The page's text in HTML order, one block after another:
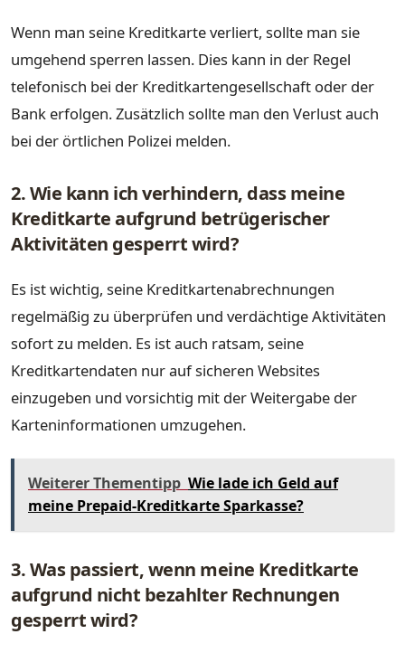
Wenn man seine Kreditkarte verliert, sollte man sie
umgehend sperren lassen. Dies kann in der Regel
telefonisch bei der Kreditkartengesellschaft oder der
Bank erfolgen. Zusätzlich sollte man den Verlust auch
bei der örtlichen Polizei melden.
2. Wie kann ich verhindern, dass meine
Kreditkarte aufgrund betrügerischer
Aktivitäten gesperrt wird?
Es ist wichtig, seine Kreditkartenabrechnungen
regelmäßig zu überprüfen und verdächtige Aktivitäten
sofort zu melden. Es ist auch ratsam, seine
Kreditkartendaten nur auf sicheren Websites
einzugeben und vorsichtig mit der Weitergabe der
Karteninformationen umzugehen.
Weiterer Thementipp Wie lade ich Geld auf
meine Prepaid-Kreditkarte Sparkasse?
3. Was passiert, wenn meine Kreditkarte
aufgrund nicht bezahlter Rechnungen
gesperrt wird?